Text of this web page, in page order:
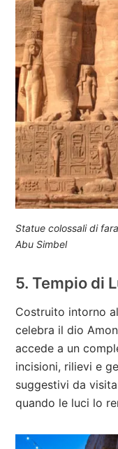
Statue colossali di
Abu Simbel
5. Tempio di
Costruito intorno
celebra il dio
accede a un
incisioni, rilievi e
suggestivi da
quando le luci lo